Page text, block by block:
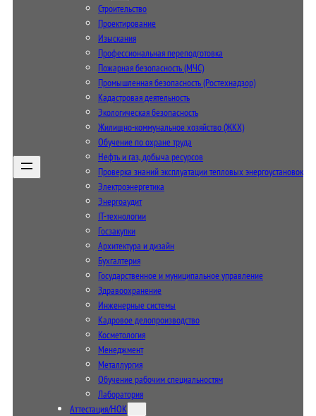
Строительство
Проектирование
Изыскания
Профессиональная переподготовка
Пожарная безопасность (МЧС)
Промышленная безопасность (Ростехнадзор)
Кадастровая деятельность
Экологическая безопасность
Жилищно-коммунальное хозяйство (ЖКХ)
Обучение по охране труда
Нефть и газ, добыча ресурсов
Проверка знаний эксплуатации тепловых энергоустановок
Электроэнергетика
Энергоаудит
IT-технологии
Госзакупки
Архитектура и дизайн
Бухгалтерия
Государственное и муниципальное управление
Здравоохранение
Инженерные системы
Кадровое делопроизводство
Косметология
Менеджмент
Металлургия
Обучение рабочим специальностям
Лаборатория
Аттестация/НОК